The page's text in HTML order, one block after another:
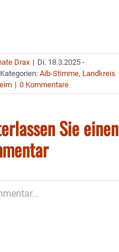
Drax | Di. 18.3.2025 -
Kategorien:Aib-Stimme, Landkreis
| 0 Kommentare
Sie einen